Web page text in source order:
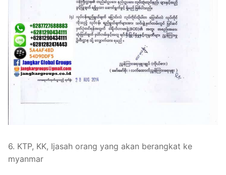
6. KTP, KK, Ijasah orang yang akan berangkat ke
myanmar